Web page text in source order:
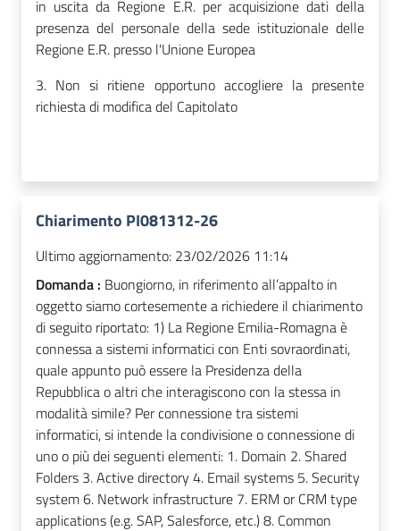
in uscita da Regione E.R. per acquisizione dati della
presenza del personale della sede istituzionale delle
Regione E.R. presso l'Unione Europea
3. Non si ritiene opportuno accogliere la presente
richiesta di modifica del Capitolato
Chiarimento PI081312-26
Ultimo aggiornamento: 23/02/2026 11:14
Domanda : Buongiorno, in riferimento all’appalto in
oggetto siamo cortesemente a richiedere il chiarimento
di seguito riportato: 1) La Regione Emilia-Romagna è
connessa a sistemi informatici con Enti sovraordinati,
quale appunto può essere la Presidenza della
Repubblica o altri che interagiscono con la stessa in
modalità simile? Per connessione tra sistemi
informatici, si intende la condivisione o connessione di
uno o più dei seguenti elementi: 1. Domain 2. Shared
Folders 3. Active directory 4. Email systems 5. Security
system 6. Network infrastructure 7. ERM or CRM type
applications (e.g. SAP, Salesforce, etc.) 8. Common